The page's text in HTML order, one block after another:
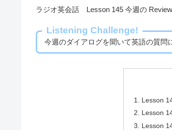
ラジオ英会話 Lesson 145 今週の Review
Listening Challenge!
今週のダイアログを聞いて英語の質問
Lesson
Lesson
Lesson